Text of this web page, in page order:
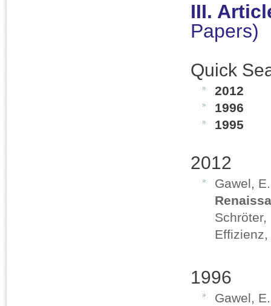
III.
Papers)
Quick
2012
1996
1995
2012
Gawel,
1996
Gawel,